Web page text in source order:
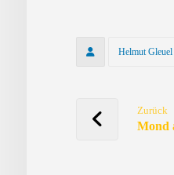
Helmut Gleuel
Zurück
Mond